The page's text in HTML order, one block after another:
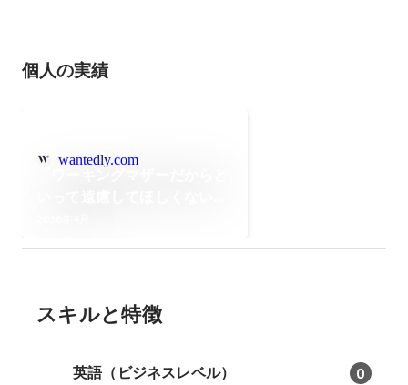
個人の実績
wantedly.com
スキルと特徴
英語（ビジネスレベル） 0